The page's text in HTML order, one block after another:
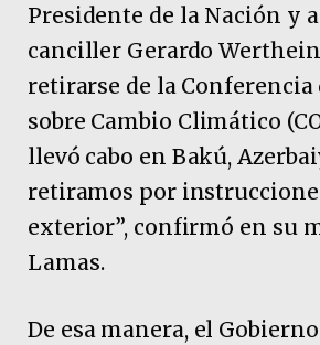
Presidente de la Nación y
canciller Gerardo
retirarse de la Conferencia
sobre Cambio Climático
llevó cabo en Bakú,
retiramos por
exterior”, confirmó en su
Lamas.
De esa manera, el